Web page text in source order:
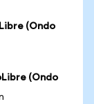
(Ondo
(Ondo